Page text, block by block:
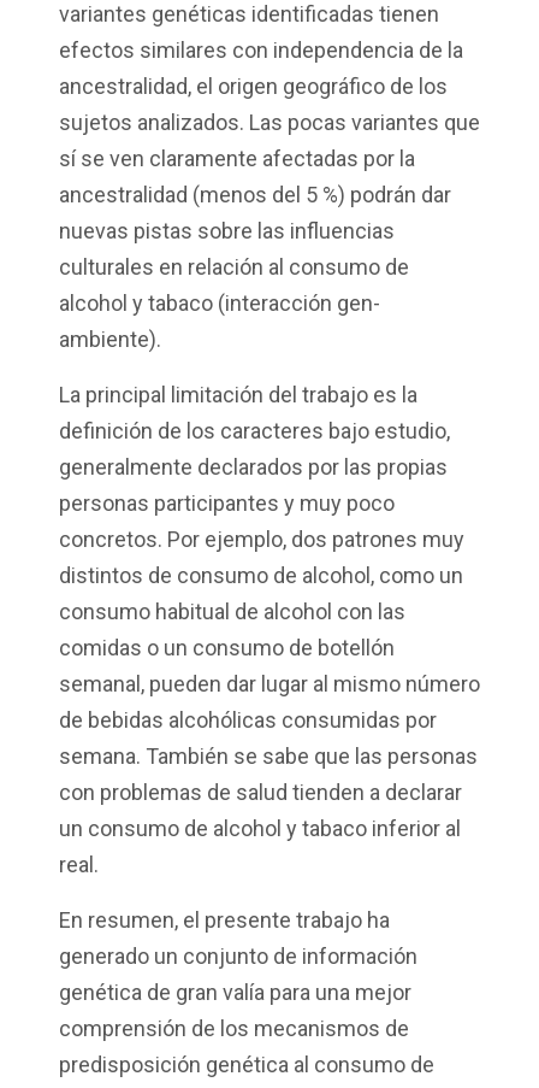
variantes genéticas identificadas tienen
efectos similares con independencia de la
ancestralidad, el origen geográfico de los
sujetos analizados. Las pocas variantes que
sí se ven claramente afectadas por la
ancestralidad (menos del 5 %) podrán dar
nuevas pistas sobre las influencias
culturales en relación al consumo de
alcohol y tabaco (interacción gen-
ambiente).
La principal limitación del trabajo es la
definición de los caracteres bajo estudio,
generalmente declarados por las propias
personas participantes y muy poco
concretos. Por ejemplo, dos patrones muy
distintos de consumo de alcohol, como un
consumo habitual de alcohol con las
comidas o un consumo de botellón
semanal, pueden dar lugar al mismo número
de bebidas alcohólicas consumidas por
semana. También se sabe que las personas
con problemas de salud tienden a declarar
un consumo de alcohol y tabaco inferior al
real.
En resumen, el presente trabajo ha
generado un conjunto de información
genética de gran valía para una mejor
comprensión de los mecanismos de
predisposición genética al consumo de